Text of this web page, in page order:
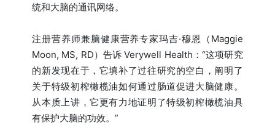
统和大脑的通讯网络。
注册营养师兼脑健康营养专家玛吉·穆恩（Maggie
Moon, MS, RD）告诉 Verywell Health：“这项研究
的新发现在于，它填补了过往研究的空白，阐明了
关于特级初榨橄榄油如何通过肠道促进大脑健康。
从本质上讲，它更有力地证明了特级初榨橄榄油具
有保护大脑的功效。”